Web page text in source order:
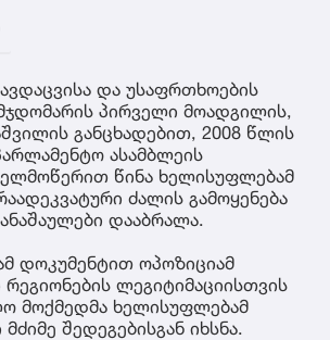
და უსაფრთხოების
პირველი მოადგილის,
განცხადებით, 2008 წლის
ასამბლეის
წინა ხელისუფლებამ
ძალის გამოყენება
დააბრალა.
დოკუმენტით ოპოზიციამ
ლეგიტიმაციისთვის
მოქმედმა ხელისუფლებამ
მძიმე შედეგებისგან იხსნა.